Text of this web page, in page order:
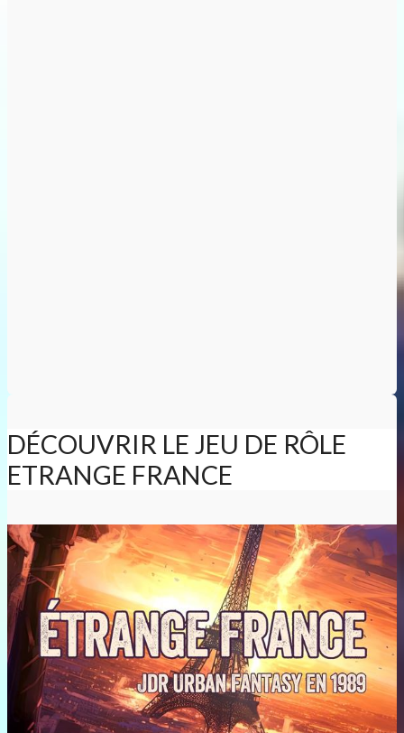
DÉCOUVRIR LE JEU DE RÔLE
ETRANGE FRANCE